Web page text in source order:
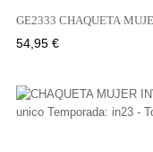
GE2333 CHAQUETA
Precio
54,95 €